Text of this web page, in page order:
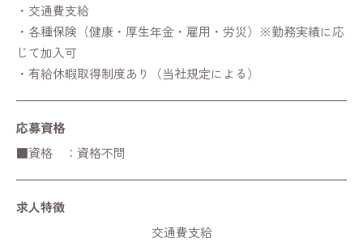
・交通費支給
・各種保険（健康・厚生年金・雇用・労災）※勤務実績に応
じて加入可
・有給休暇取得制度あり（当社規定による）
応募資格
■資格 ：資格不問
求人特徴
交通費支給